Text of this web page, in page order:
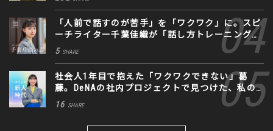
「人前で話すのが苦手」を「ワクワク」に。スピ
ーチライター千葉佳織が「話し方トレーニング」
に込めた思い
5 SHARE
社会人1年目で抱えた「ワクワクできない」葛
藤。DeNAの社内プロジェクトで見つけた、私の
生きる道
16 SHARE